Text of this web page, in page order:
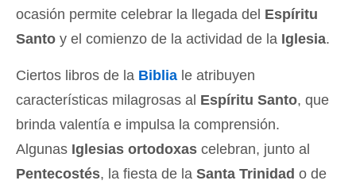
ocasión permite celebrar la llegada del Espíritu
Santo y el comienzo de la actividad de la Iglesia.
Ciertos libros de la Biblia le atribuyen
características milagrosas al Espíritu Santo, que
brinda valentía e impulsa la comprensión.
Algunas Iglesias ortodoxas celebran, junto al
Pentecostés, la fiesta de la Santa Trinidad o de